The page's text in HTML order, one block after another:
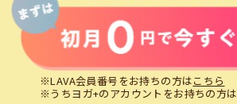
※LAVA会員番号をお持ちの方はこちら
※うちヨガ+のアカウントをお持ちの方は